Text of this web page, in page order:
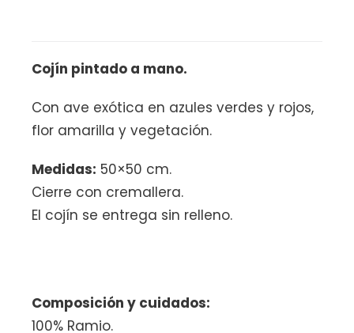
Cojín pintado a mano.
Con ave exótica en azules verdes y rojos,
flor amarilla y vegetación.
Medidas: 50×50 cm.
Cierre con cremallera.
El cojín se entrega sin relleno.
Composición y cuidados:
100% Ramio.